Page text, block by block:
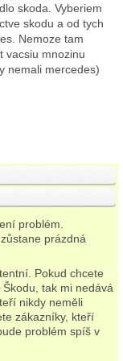
skoda. Vyberiem
skodu a od tych
Nemoze tam
vacsiu mnozinu
nemali mercedes)
problém.
prázdná
Pokud chcete
tak mi nedává
nikdy neměli
zákazníky, kteří
problém spíš v